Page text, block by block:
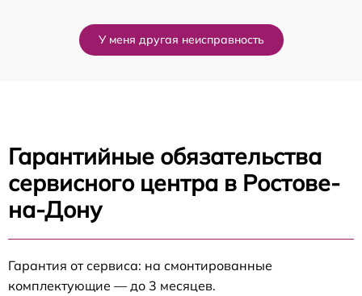
У меня другая неисправность
Гарантийные обязательства
сервисного центра в Ростове-
на-Дону
Гарантия от сервиса: на смонтированные
комплектующие — до 3 месяцев.